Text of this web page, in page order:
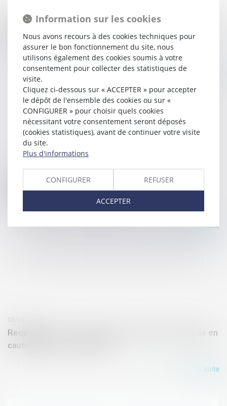
Le Plan Bâtiment Durable veut votre avis sur la notion
de confort dans les bâtiments de demain - Le
Moniteur
Lire la suite
La garantie décennale s'applique-t-elle sur les
éléments d'équipement installés après la
construction ? | service-public.fr
Lire la suite
Requalification d’une garantie à première demande en
cautionnement - Lexplicite
08/08/2017
Lire la suite
Information sur les cookies
Nous avons recours à des cookies techniques pour
assurer le bon fonctionnement du site, nous
utilisons également des cookies soumis à votre
consentement pour collecter des statistiques de
visite.
Cliquez ci-dessous sur « ACCEPTER » pour accepter
le dépôt de l'ensemble des cookies ou sur «
CONFIGURER » pour choisir quels cookies
nécessitant votre consentement seront déposés
(cookies statistiques), avant de continuer votre visite
du site.
Plus d'informations
CONFIGURER REFUSER
ACCEPTER